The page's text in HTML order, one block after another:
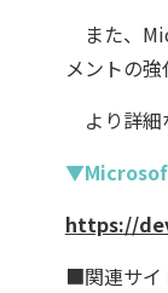
また、
メントの
より詳細
▼Microsoft
https://
■関連サイ